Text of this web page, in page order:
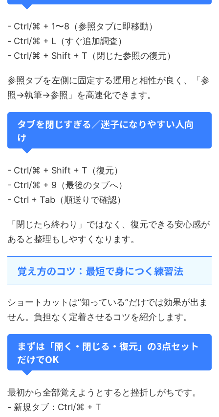
- Ctrl/⌘ + 1〜8（参照タブに即移動）
- Ctrl/⌘ + L（すぐ追加調査）
- Ctrl/⌘ + Shift + T（閉じた参照の復元）
参照タブを左側に固定する運用と相性が良く、「参
照→執筆→参照」を高速化できます。
タブを閉じすぎる／迷子になりやすい人向
け
- Ctrl/⌘ + Shift + T（復元）
- Ctrl/⌘ + 9（最後のタブへ）
- Ctrl + Tab（順送りで確認）
「閉じたら終わり」ではなく、復元できる安心感が
あると整理もしやすくなります。
覚え方のコツ：最短で身につく練習法
ショートカットは“知っている”だけでは効果が出ま
せん。負担なく定着させるコツを紹介します。
まずは「開く・閉じる・復元」の3点セット
だけでOK
最初から全部覚えようとすると挫折しがちです。
- 新規タブ：Ctrl/⌘ + T